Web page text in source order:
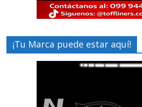
¡Tu Marca puede estar aquí!